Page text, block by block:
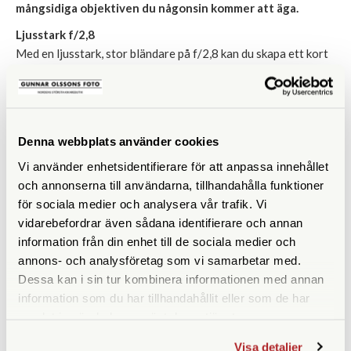
Denna webbplats använder cookies
Vi använder enhetsidentifierare för att anpassa innehållet
och annonserna till användarna, tillhandahålla funktioner
för sociala medier och analysera vår trafik. Vi
vidarebefordrar även sådana identifierare och annan
information från din enhet till de sociala medier och
annons- och analysföretag som vi samarbetar med.
Dessa kan i sin tur kombinera informationen med annan
information som du har tillhandahållit eller som de har
Visa detaljer
mångsidiga objektiven du någonsin kommer att äga.
Ljusstark f/2,8
Med en ljusstark, stor bländare på f/2,8 kan du skapa ett kort
perfekt när du vill fota landskap, natur och människor, och till
enastående bildkvalitet varje gång.
14 element i 9 grupper
Det finns en massa linser i världsklass inuti det här objektivet.
Du hittar 14 element konfigurerade i 9 grupper. Det finns
EDA. DSA, HD, HR. ED och 4 asfäriska linser som alla har
konfigurerats för att se till att bilderna är fria från
aberrationer och ljuseffekter som kan uppstå när man zoomar.
Dina bilder blir högupplösta, från mitten och ända ut i
kanterna.